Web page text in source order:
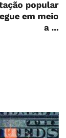
popular
em meio
a ...